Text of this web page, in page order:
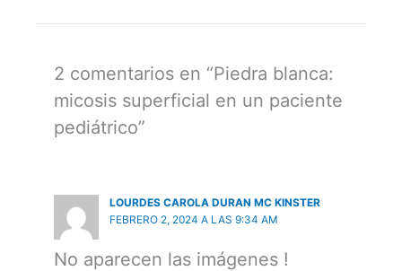
2 comentarios en “Piedra blanca:
micosis superficial en un paciente
pediátrico”
LOURDES CAROLA DURAN MC KINSTER
FEBRERO 2, 2024 A LAS 9:34 AM
No aparecen las imágenes !